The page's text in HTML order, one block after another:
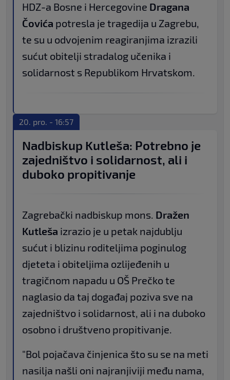
HDZ-a Bosne i Hercegovine Dragana
Čovića potresla je tragedija u Zagrebu,
te su u odvojenim reagiranjima izrazili
sućut obitelji stradalog učenika i
solidarnost s Republikom Hrvatskom.
20. pro. - 16:57
Nadbiskup Kutleša: Potrebno je
zajedništvo i solidarnost, ali i
duboko propitivanje
Zagrebački nadbiskup mons. Dražen
Kutleša izrazio je u petak najdublju
sućut i blizinu roditeljima poginulog
djeteta i obiteljima ozlijeđenih u
tragičnom napadu u OŠ Prečko te
naglasio da taj događaj poziva sve na
zajedništvo i solidarnost, ali i na duboko
osobno i društveno propitivanje.
"Bol pojačava činjenica što su se na meti
nasilja našli oni najranjiviji među nama,